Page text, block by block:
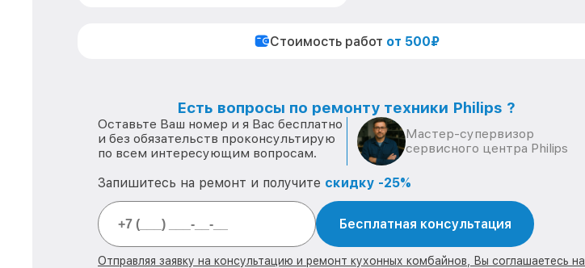
Стоимость работ от 500₽
Есть вопросы по ремонту техники Philips ?
Оставьте Ваш номер и я Вас бесплатно
и без обязательств проконсультирую
по всем интересующим вопросам.
Мастер-супервизор
сервисного центра Philips
Запишитесь на ремонт и получите скидку -25%
Бесплатная консультация
Отправляя заявку на консультацию и ремонт кухонных комбайнов, Вы соглашаетесь на